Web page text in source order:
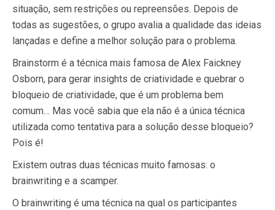
situação, sem restrições ou repreensões. Depois de
todas as sugestões, o grupo avalia a qualidade das ideias
lançadas e define a melhor solução para o problema.
Brainstorm é a técnica mais famosa de Alex Faickney
Osborn, para gerar insights de criatividade e quebrar o
bloqueio de criatividade, que é um problema bem
comum… Mas você sabia que ela não é a única técnica
utilizada como tentativa para a solução desse bloqueio?
Pois é!
Existem outras duas técnicas muito famosas: o
brainwriting e a scamper.
O brainwriting é uma técnica na qual os participantes